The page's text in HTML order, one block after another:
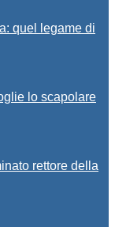
quel legame di
lo scapolare
rettore della